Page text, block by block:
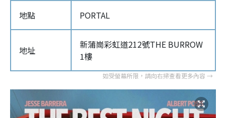
地點 PORTAL
地址
新蒲崗彩虹道212號THE BURROW
1樓